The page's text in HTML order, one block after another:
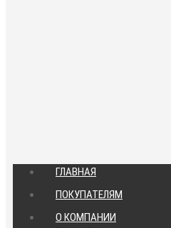
ГЛАВНАЯ
ПОКУПАТЕЛЯМ
О КОМПАНИИ